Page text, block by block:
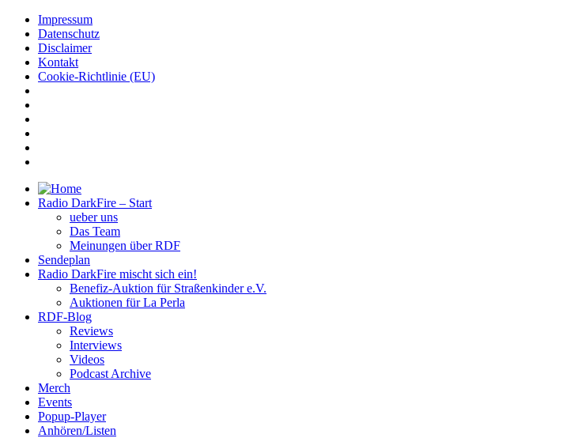
Impressum
Datenschutz
Disclaimer
Kontakt
Cookie-Richtlinie (EU)
Radio DarkFire – Start
ueber uns
Das Team
Meinungen über RDF
Sendeplan
Radio DarkFire mischt sich ein!
Benefiz-Auktion für Straßenkinder e.V.
Auktionen für La Perla
RDF-Blog
Reviews
Interviews
Videos
Podcast Archive
Merch
Events
Popup-Player
Anhören/Listen